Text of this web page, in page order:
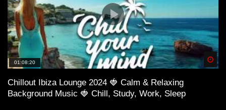
01:08:20
Chillout Ibiza Lounge 2024 🍓 Calm & Relaxing
Background Music 🍓 Chill, Study, Work, Sleep